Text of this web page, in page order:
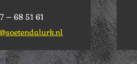
– 68 51 61